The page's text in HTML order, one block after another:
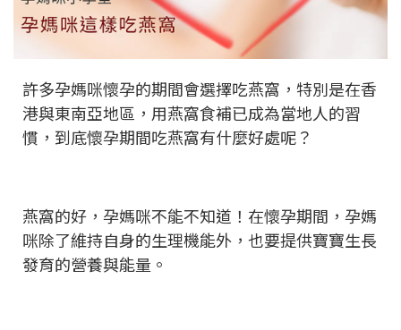
許多孕媽咪懷孕的期間會選擇吃燕窩，特別是在香
港與東南亞地區，用燕窩食補已成為當地人的習
慣，到底懷孕期間吃燕窩有什麼好處呢？
燕窩的好，孕媽咪不能不知道！在懷孕期間，孕媽
咪除了維持自身的生理機能外，也要提供寶寶生長
發育的營養與能量。